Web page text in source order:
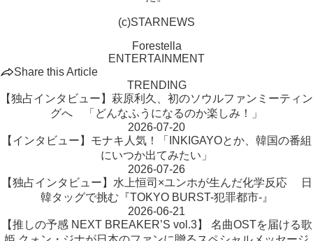
(c)STARNEWS
Forestella
ENTERTAINMENT
Share this Article
TRENDING
【独占インタビュー】萩原利久、初のソウルファンミーティン
グへ 「どんなふうになるのか楽しみ！」
2026-07-20
【インタビュー】モナキ人気！「INKIGAYOとか、韓国の番組
にいつか出てみたい」
2026-07-26
【独占インタビュー】水上恒司×ユンホが生んだ化学反応 日
韓タッグで挑む『TOKYO BURST-犯罪都市-』
2026-06-21
【推しの予感 NEXT BREAKER’S vol.3】 名曲OSTを届ける歌